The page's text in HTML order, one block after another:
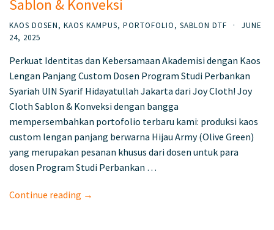
Sablon & Konveksi
KAOS DOSEN, KAOS KAMPUS, PORTOFOLIO, SABLON DTF ·
JUNE
24, 2025
Perkuat Identitas dan Kebersamaan Akademisi dengan Kaos
Lengan Panjang Custom Dosen Program Studi Perbankan
Syariah UIN Syarif Hidayatullah Jakarta dari Joy Cloth! Joy
Cloth Sablon & Konveksi dengan bangga
mempersembahkan portofolio terbaru kami: produksi kaos
custom lengan panjang berwarna Hijau Army (Olive Green)
yang merupakan pesanan khusus dari dosen untuk para
dosen Program Studi Perbankan …
Continue reading →